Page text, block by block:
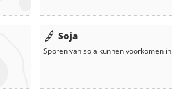
Soja
Sporen van soja kunnen voorkomen in